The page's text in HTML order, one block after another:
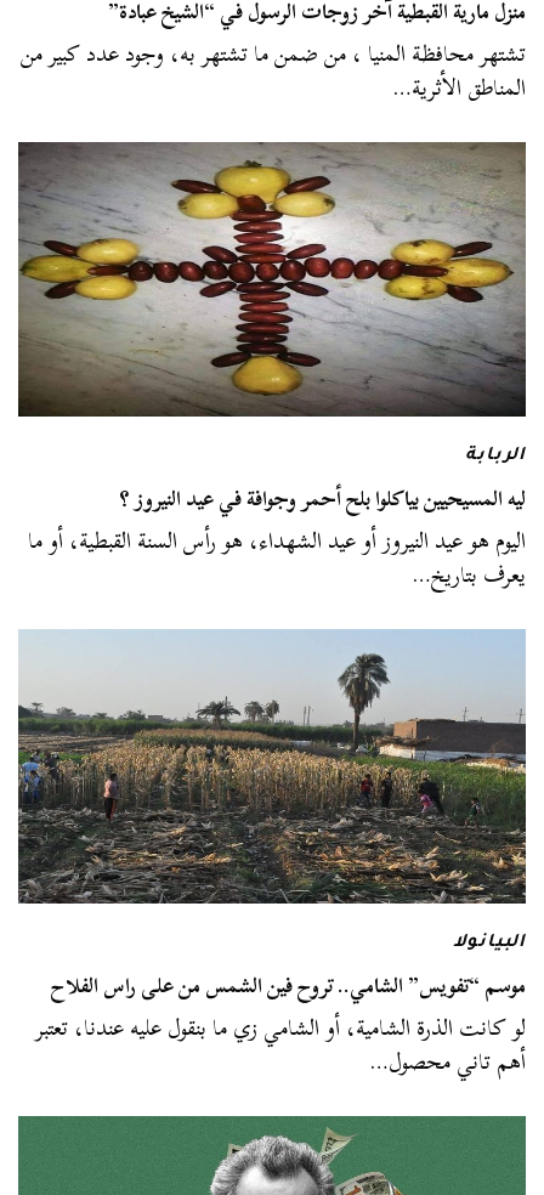
منزل مارية القبطية آخر زوجات الرسول في “الشيخ عبادة”
تشتهر محافظة المنيا ، من ضمن ما تشتهر به، وجود عدد كبير من
المناطق الأثرية…
الربابة
ليه المسيحيين بياكلوا بلح أحمر وجوافة في عيد النيروز ؟
اليوم هو عيد النيروز أو عيد الشهداء، هو رأس السنة القبطية، أو ما
يعرف بتاريخ…
البيانولا
موسم “تفويس” الشامي.. تروح فين الشمس من على راس الفلاح
لو كانت الذرة الشامية، أو الشامي زي ما بنقول عليه عندنا، تعتبر
أهم تاني محصول…